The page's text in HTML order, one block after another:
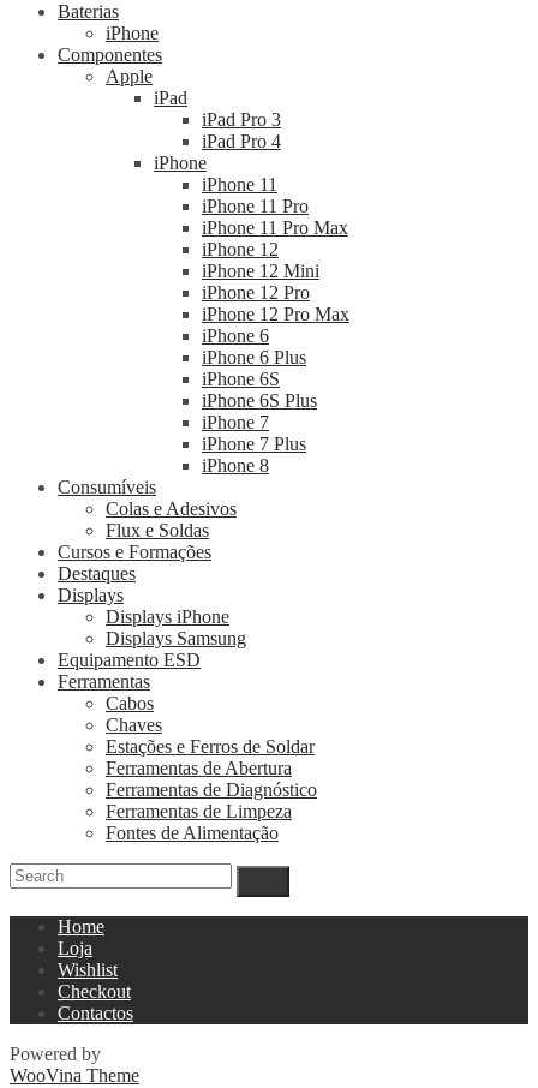
Baterias
iPhone
Componentes
Apple
iPad
iPad Pro 3
iPad Pro 4
iPhone
iPhone 11
iPhone 11 Pro
iPhone 11 Pro Max
iPhone 12
iPhone 12 Mini
iPhone 12 Pro
iPhone 12 Pro Max
iPhone 6
iPhone 6 Plus
iPhone 6S
iPhone 6S Plus
iPhone 7
iPhone 7 Plus
iPhone 8
Consumíveis
Colas e Adesivos
Flux e Soldas
Cursos e Formações
Destaques
Displays
Displays iPhone
Displays Samsung
Equipamento ESD
Ferramentas
Cabos
Chaves
Estações e Ferros de Soldar
Ferramentas de Abertura
Ferramentas de Diagnóstico
Ferramentas de Limpeza
Fontes de Alimentação
Home
Loja
Wishlist
Checkout
Contactos
Powered by
WooVina Theme